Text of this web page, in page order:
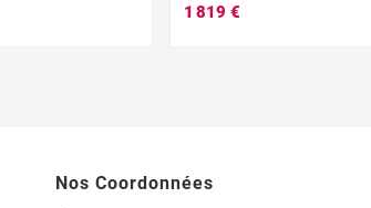
1 819 €
Nos Coordonnées